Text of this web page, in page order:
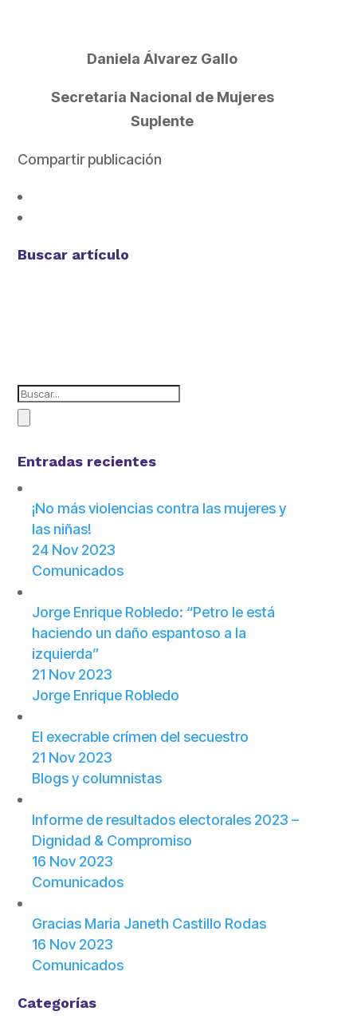
Daniela Álvarez Gallo
Secretaria Nacional de Mujeres
Suplente
Compartir publicación
Buscar artículo
Entradas recientes
¡No más violencias contra las mujeres y
las niñas!
24 Nov 2023
Comunicados
Jorge Enrique Robledo: “Petro le está
haciendo un daño espantoso a la
izquierda”
21 Nov 2023
Jorge Enrique Robledo
El execrable crímen del secuestro
21 Nov 2023
Blogs y columnistas
Informe de resultados electorales 2023 –
Dignidad & Compromiso
16 Nov 2023
Comunicados
Gracias Maria Janeth Castillo Rodas
16 Nov 2023
Comunicados
Categorías